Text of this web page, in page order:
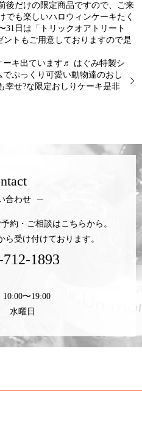
だけの限定商品ですので、ご来
でも楽しいハロウィンケーキたく
日は「トリックオアトリート
ントもご用意しておりますので是
ーキ出ています♬ はぐみ特製シ
ぷっくり可愛い動物達のおし
せ?な限定おしりケーキ是非
合わせ
約・ご相談はこちらから。
ら受け付けております。
712-1893
〜19:00
水曜日